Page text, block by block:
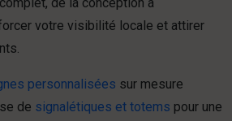
votre visibilité locale et attirer
personnalisées sur mesure
de signalétiques et totems pour une